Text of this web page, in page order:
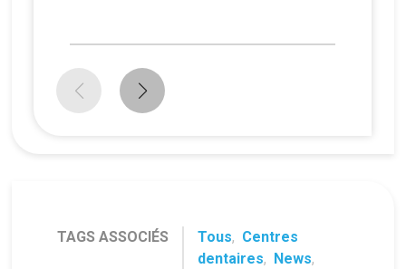
TAGS ASSOCIÉS Tous, Centres
dentaires, News,